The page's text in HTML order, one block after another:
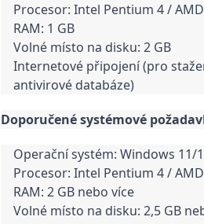
Procesor: Intel Pentium 4 /
RAM: 1 GB
Volné místo na disku: 2 GB
Internetové připojení (pro
antivirové databáze)
Doporučené systémové
Operační systém: Windows 11/
Procesor: Intel Pentium 4 /
RAM: 2 GB nebo více
Volné místo na disku: 2,5 GB